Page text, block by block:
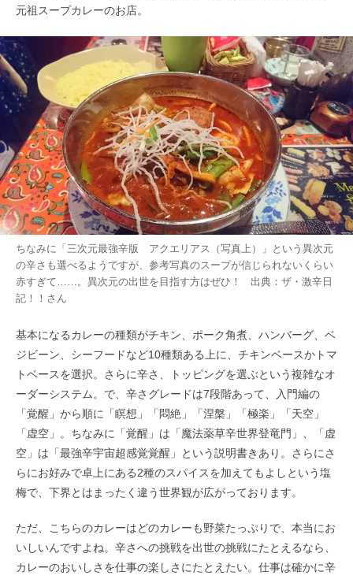
元祖スープカレーのお店。
ちなみに「三次元最強辛版 アクエリアス（写真上）」という異次元
の辛さも選べるようですが、参考写真のスープが信じられないくらい
赤すぎて……。異次元の出世を目指す方はぜひ！ 出典： ザ・激辛日
記！！ さん
基本になるカレーの種類がチキン、ポーク角煮、ハンバーグ、ベ
ジビーン、シーフードなど10種類ある上に、チキンベースかトマ
トベースを選択。さらに辛さ、トッピングを選ぶという複雑なオ
ーダーシステム。で、辛さグレードは7段階あって、入門編の
「覚醒」から順に「瞑想」「悶絶」「涅槃」「極楽」「天空」
「虚空」。ちなみに「覚醒」は「魔法薬草辛世界登竜門」、「虚
空」は「最強辛宇宙超感覚覚醒」という説明書きあり。さらにさ
らにお好みで卓上にある2種のスパイスを加えてもよしという塩
梅で、下界とはまったく違う世界観が広がっております。
ただ、こちらのカレーはどのカレーも野菜たっぷりで、本当にお
いしいんですよね。辛さへの挑戦を出世の挑戦にたとえるなら、
カレーのおいしさを仕事の楽しさにたとえたい。仕事は確かに辛